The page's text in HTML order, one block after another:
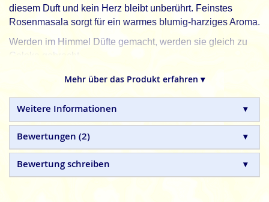
diesem Duft und kein Herz bleibt unberührt. Feinstes
Rosenmasala sorgt für ein warmes blumig-harziges Aroma.
Werden im Himmel Düfte gemacht, werden sie gleich zu
Goloka gebracht.
Eine inspirierende Poesie zum Duft:"Kampf der
Goloka, himmlische Düfte zum Wohlfühlen.
GolokaMasala Räucherstäbchen sind aus 100%
natürlichen Zutaten und in Handarbeit hergestellte
Qualitätsprodukte, ohne tierische, toxische oder
petrochemische Zusätze.
Mehr über das Produkt erfahren ▾
Weitere Informationen
Bewertungen 2
Bewertung schreiben